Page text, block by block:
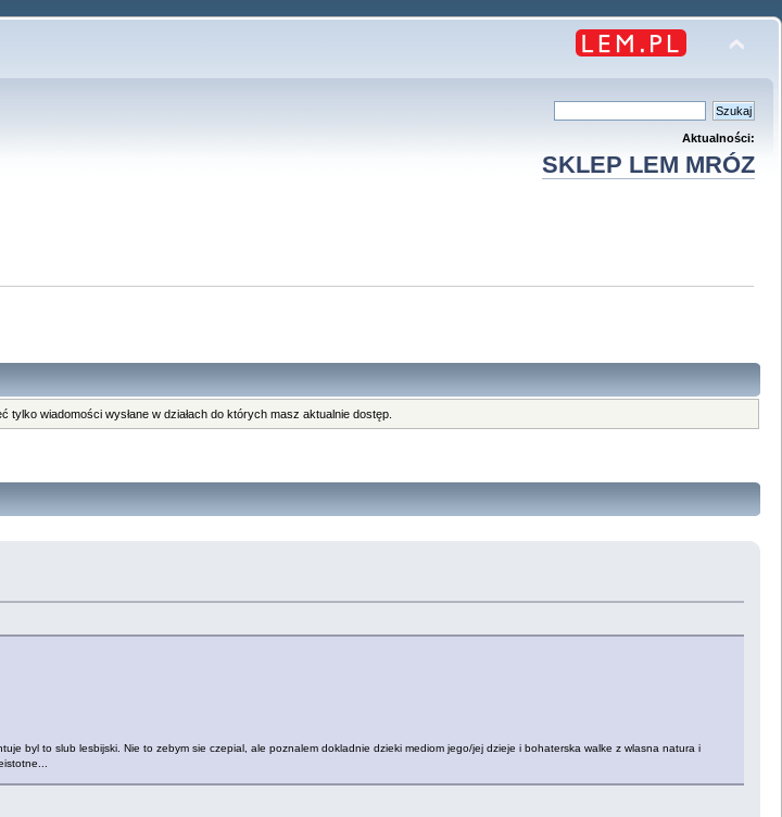
Aktualności:
SKLEP LEM MRÓZ
wiadomości wysłane w działach do których masz aktualnie dostęp.
byl to slub lesbijski. Nie to zebym sie czepial, ale poznalem dokladnie dzieki mediom jego/jej dzieje i bohaterska walke z wlasna natura i